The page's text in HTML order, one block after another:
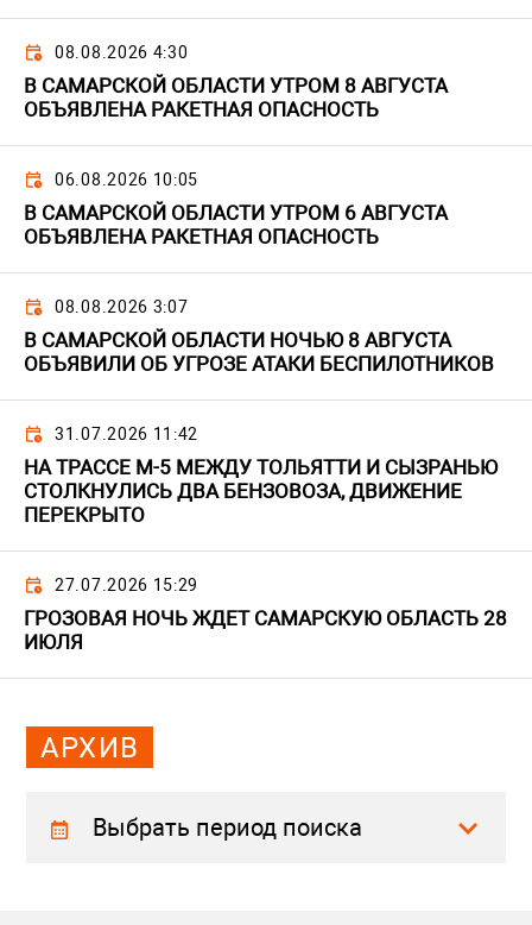
08.08.2026 4:30
В САМАРСКОЙ ОБЛАСТИ УТРОМ 8 АВГУСТА
ОБЪЯВЛЕНА РАКЕТНАЯ ОПАСНОСТЬ
06.08.2026 10:05
В САМАРСКОЙ ОБЛАСТИ УТРОМ 6 АВГУСТА
ОБЪЯВЛЕНА РАКЕТНАЯ ОПАСНОСТЬ
08.08.2026 3:07
В САМАРСКОЙ ОБЛАСТИ НОЧЬЮ 8 АВГУСТА
ОБЪЯВИЛИ ОБ УГРОЗЕ АТАКИ БЕСПИЛОТНИКОВ
31.07.2026 11:42
НА ТРАССЕ М-5 МЕЖДУ ТОЛЬЯТТИ И СЫЗРАНЬЮ
СТОЛКНУЛИСЬ ДВА БЕНЗОВОЗА, ДВИЖЕНИЕ
ПЕРЕКРЫТО
27.07.2026 15:29
ГРОЗОВАЯ НОЧЬ ЖДЕТ САМАРСКУЮ ОБЛАСТЬ 28
ИЮЛЯ
АРХИВ
Выбрать период поиска